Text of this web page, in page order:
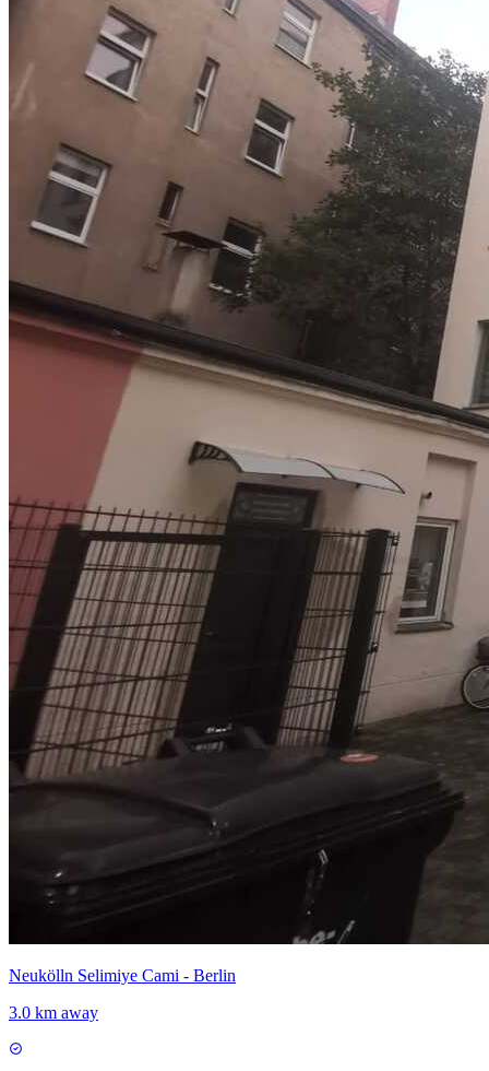
Neukölln Selimiye Cami - Berlin
3.0 km away